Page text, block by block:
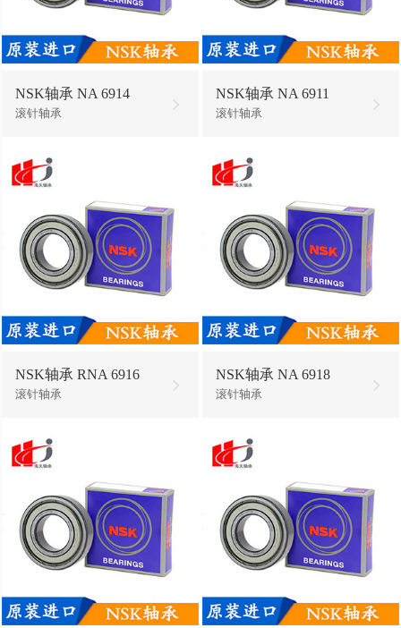
NSK轴承 NA 6914
滚针轴承
NSK轴承 NA 6911
滚针轴承
NSK轴承 RNA 6916
滚针轴承
NSK轴承 NA 6918
滚针轴承